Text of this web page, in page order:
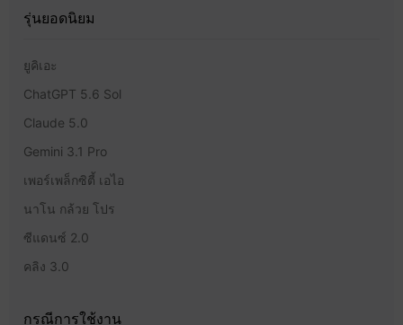
รุ่นยอดนิยม
ยูคิเอะ
ChatGPT 5.6 Sol
Claude 5.0
Gemini 3.1 Pro
เพอร์เพล็กซิตี้ เอไอ
นาโน กล้วย โปร
ซีแดนซ์ 2.0
คลิง 3.0
กรณีการใช้งาน